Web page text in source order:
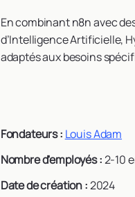
En combinant n8n avec
d’Intelligence Artificielle,
adaptés aux besoins
Fondateurs : Louis Adam
Nombre d'employés :2-10
Date de création :2024